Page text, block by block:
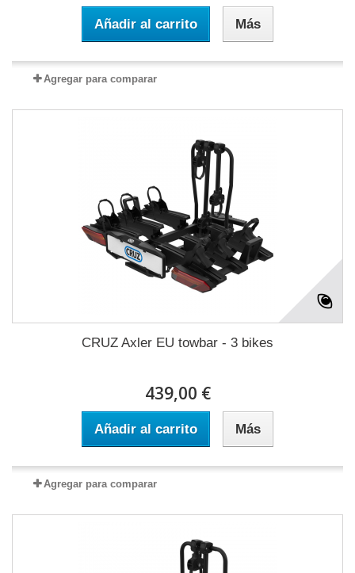
Añadir al carrito Más
Agregar para comparar
CRUZ Axler EU towbar - 3 bikes
439,00 €
Añadir al carrito Más
Agregar para comparar